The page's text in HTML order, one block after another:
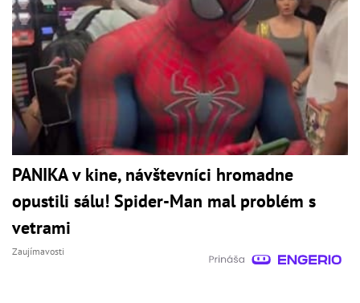
PANIKA v kine, návštevníci hromadne
opustili sálu! Spider-Man mal problém s
vetrami
Zaujímavosti